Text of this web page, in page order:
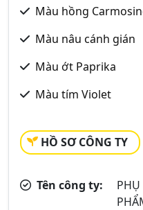
Màu hồng
Màu nâu cánh gián
Màu ớt Paprika
Màu tím Violet
HỒ SƠ CÔNG TY
Tên công ty: